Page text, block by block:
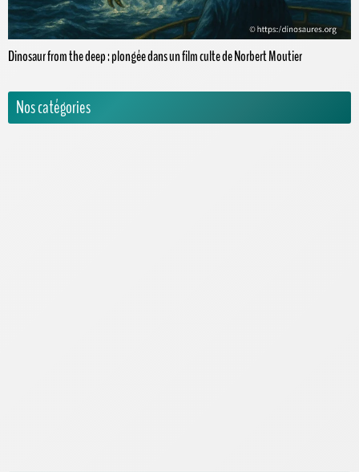
Dinosaur from the deep : plongée dans un film culte de Norbert Moutier
Nos catégories